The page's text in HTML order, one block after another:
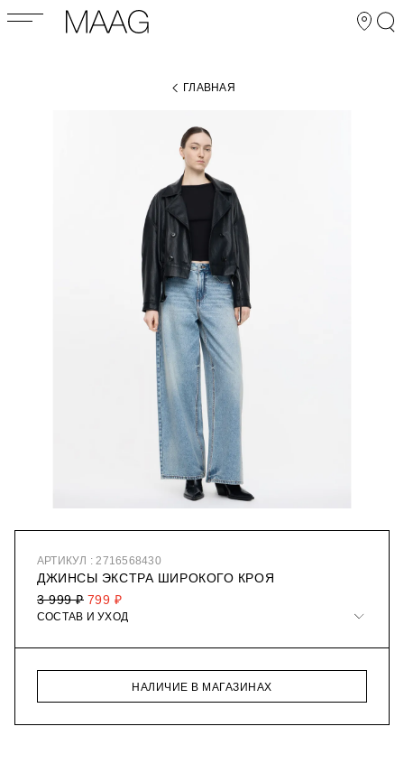
ГЛАВНАЯ
АРТИКУЛ : 2716568430
ДЖИНСЫ ЭКСТРА ШИРОКОГО КРОЯ
799 ₽
3 999 ₽
СОСТАВ И УХОД
НАЛИЧИЕ В МАГАЗИНАХ